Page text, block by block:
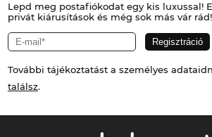
Lepd meg postafiókodat egy kis luxussal!
privát kiárusítások és még sok más vár rád!
További tájékoztatást a személyes
találsz.